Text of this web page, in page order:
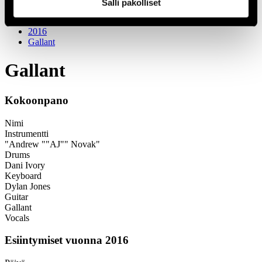
Salli pakolliset
Festivaalivuodet
2016
Gallant
Gallant
Kokoonpano
Nimi
Instrumentti
"Andrew ""AJ"" Novak"
Drums
Dani Ivory
Keyboard
Dylan Jones
Guitar
Gallant
Vocals
Esiintymiset vuonna 2016